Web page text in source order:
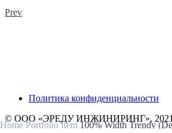
Home Portfolio Item 100% Width Trendy
Prev
Политика конфиденциальности
© ООО «ЭРЕДУ ИНЖИНИРИНГ», 2021